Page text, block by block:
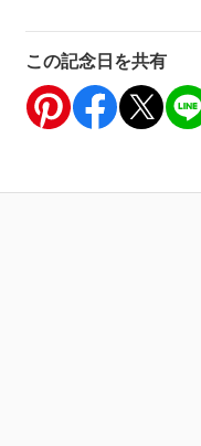
この記念日を共有